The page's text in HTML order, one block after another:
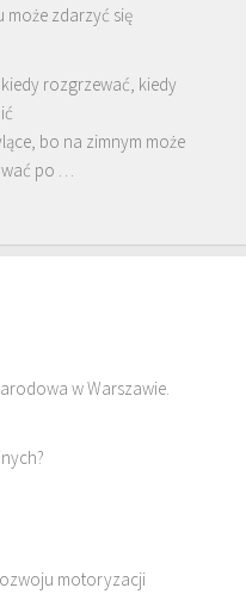
może zdarzyć się
rozgrzewać, kiedy
bo na zimnym może
po …
w Warszawie.
motoryzacji